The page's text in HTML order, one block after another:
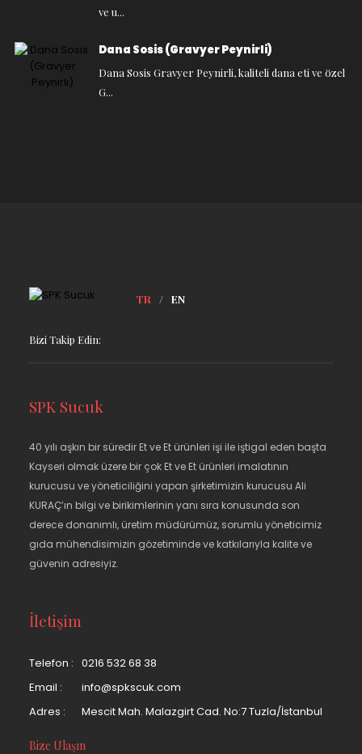
ve u...
Dana Sosis (Gravyer Peynirli)
Dana Sosis Gravyer Peynirli, kaliteli dana eti ve özel
G...
TR / EN
Bizi Takip Edin:
SPK Sucuk
40 yılı aşkın bir süredir Et ve Et ürünleri işi ile iştigal eden başta
Kayseri olmak üzere bir çok Et ve Et ürünleri imalatının
kurucusu ve yöneticiliğini yapan şirketimizin kurucusu Ali
KURAÇ’ın bilgi ve birikimlerinin yanı sıra konusunda son
derece donanımlı, üretim müdürümüz, sorumlu yöneticimiz
gıda mühendisimizin gözetiminde ve katkılarıyla kalite ve
güvenin adresiyiz.
İletişim
Telefon : 0216 532 68 38
Email :
info@spkscuk.com
Adres :
Mescit Mah. Malazgirt Cad. No:7 Tuzla/İstanbul
Bize Ulaşın